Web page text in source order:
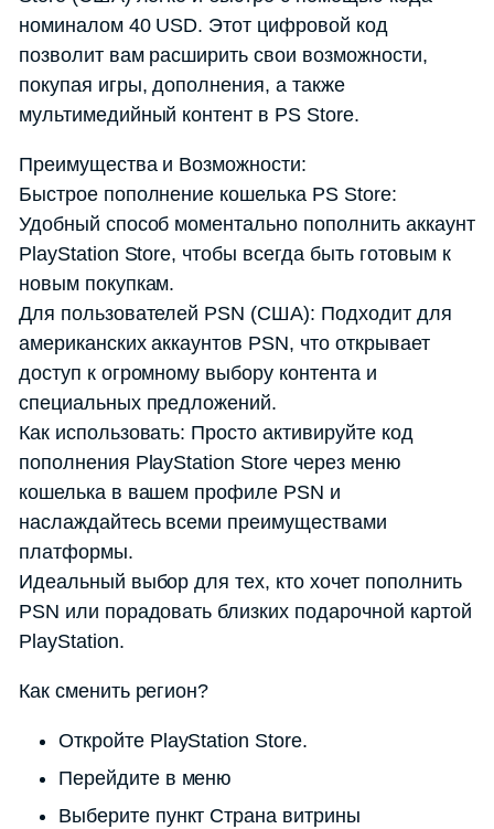
номиналом 40 USD. Этот цифровой код
позволит вам расширить свои возможности,
покупая игры, дополнения, а также
мультимедийный контент в PS Store.
Преимущества и Возможности:
Быстрое пополнение кошелька PS Store:
Удобный способ моментально пополнить аккаунт
PlayStation Store, чтобы всегда быть готовым к
новым покупкам.
Для пользователей PSN (США): Подходит для
американских аккаунтов PSN, что открывает
доступ к огромному выбору контента и
специальных предложений.
Как использовать: Просто активируйте код
пополнения PlayStation Store через меню
кошелька в вашем профиле PSN и
наслаждайтесь всеми преимуществами
платформы.
Идеальный выбор для тех, кто хочет пополнить
PSN или порадовать близких подарочной картой
PlayStation.
Как сменить регион?
Откройте PlayStation Store.
Перейдите в меню
Выберите пункт Страна витрины